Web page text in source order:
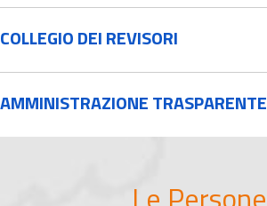
COLLEGIO DEI REVISORI
AMMINISTRAZIONE TRASPARENTE